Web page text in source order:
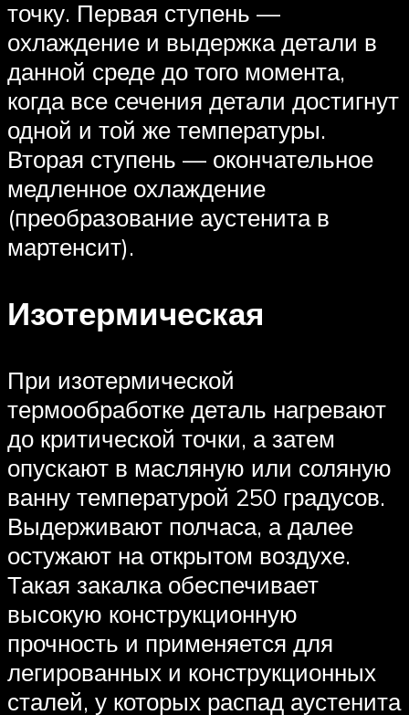
точку. Первая ступень —
охлаждение и выдержка детали в
данной среде до того момента,
когда все сечения детали достигнут
одной и той же температуры.
Вторая ступень — окончательное
медленное охлаждение
(преобразование аустенита в
мартенсит).
Изотермическая
При изотермической
термообработке деталь нагревают
до критической точки, а затем
опускают в масляную или соляную
ванну температурой 250 градусов.
Выдерживают полчаса, а далее
остужают на открытом воздухе.
Такая закалка обеспечивает
высокую конструкционную
прочность и применяется для
легированных и конструкционных
сталей, у которых распад аустенита